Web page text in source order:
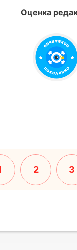
Оценка
2 3